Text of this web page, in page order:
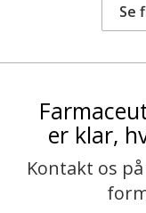
Se
er klar,
Kontakt os på